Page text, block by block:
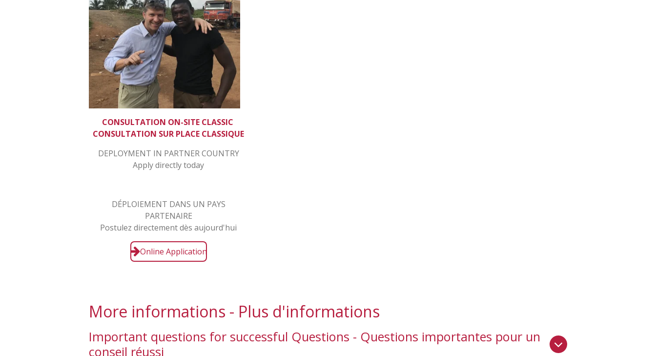
CONSULTATION ON-SITE CLASSIC
CONSULTATION SUR PLACE CLASSIQUE
DEPLOYMENT IN PARTNER COUNTRY
Apply directly today
DÉPLOIEMENT DANS UN PAYS
PARTENAIRE
Postulez directement dès aujourd'hui
Online Application
More informations - Plus d'informations
Important questions for successful Questions - Questions importantes pour un
conseil réussi